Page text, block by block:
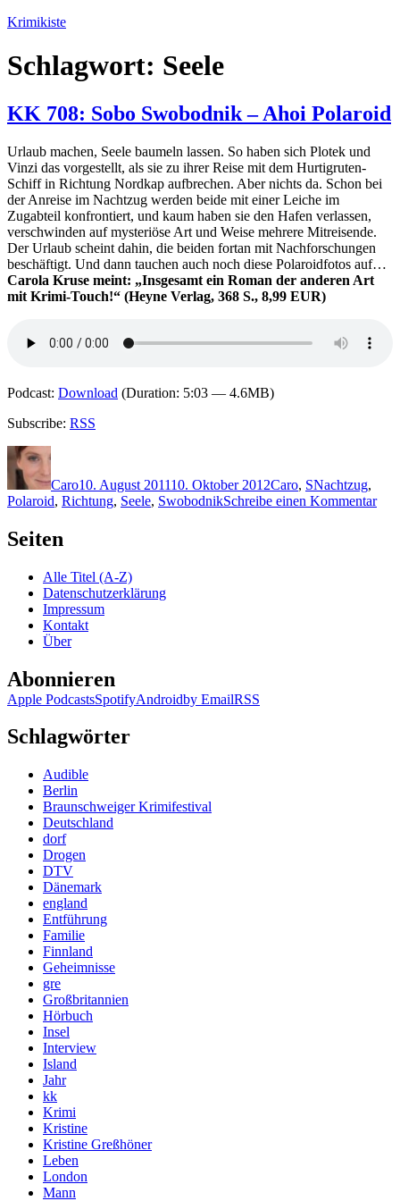
Zum
springen
Krimikiste
Schlagwort: Seele
KK 708: Sobo Swobodnik – Ahoi Polaroid
Urlaub machen, Seele baumeln lassen. So haben sich Plotek und
Vinzi das vorgestellt, als sie zu ihrer Reise mit dem Hurtigruten-
Schiff in Richtung Nordkap aufbrechen. Aber nichts da. Schon bei
der Anreise im Nachtzug werden beide mit einer Leiche im
Zugabteil konfrontiert, und kaum haben sie den Hafen verlassen,
verschwinden auf mysteriöse Art und Weise mehrere Mitreisende.
Der Urlaub scheint dahin, die beiden fortan mit Nachforschungen
beschäftigt. Und dann tauchen auch noch diese Polaroidfotos auf…
Carola Kruse meint: „Insgesamt ein Roman der anderen Art
mit Krimi-Touch!“ (Heyne Verlag, 368 S., 8,99 EUR)
Podcast: Download (Duration: 5:03 — 4.6MB)
Subscribe: RSS
Autor
Caro10. August 201110. Oktober 2012Caro, SNachtzug,
Polaroid, Richtung, Seele, SwobodnikSchreibe einen Kommentarzu
Seiten
Alle Titel (A-Z)
Datenschutzerklärung
Impressum
Kontakt
Über
Abonnieren
Apple PodcastsSpotifyAndroidby EmailRSS
Schlagwörter
Audible
Berlin
Braunschweiger Krimifestival
Deutschland
dorf
Drogen
DTV
Dänemark
england
Entführung
Familie
Finnland
Geheimnisse
gre
Großbritannien
Hörbuch
Insel
Interview
Island
Jahr
kk
Krimi
Kristine
Kristine Greßhöner
Leben
London
Mann